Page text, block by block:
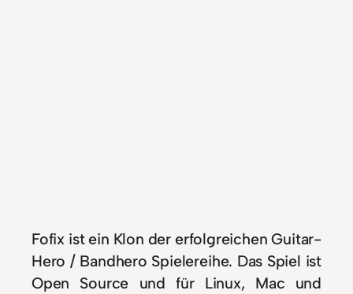
Fofix ist ein Klon der erfolgreichen Guitar-
Hero / Bandhero Spielereihe. Das Spiel ist
Open Source und für Linux, Mac und